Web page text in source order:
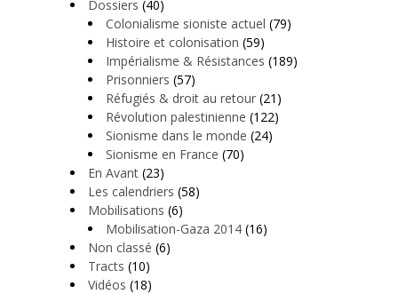
Dossiers (40)
Colonialisme sioniste actuel (79)
Histoire et colonisation (59)
Impérialisme & Résistances (189)
Prisonniers (57)
Réfugiés & droit au retour (21)
Révolution palestinienne (122)
Sionisme dans le monde (24)
Sionisme en France (70)
En Avant (23)
Les calendriers (58)
Mobilisations (6)
Mobilisation-Gaza 2014 (16)
Non classé (6)
Tracts (10)
Vidéos (18)